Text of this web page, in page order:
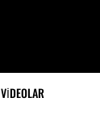
VIDEOLAR